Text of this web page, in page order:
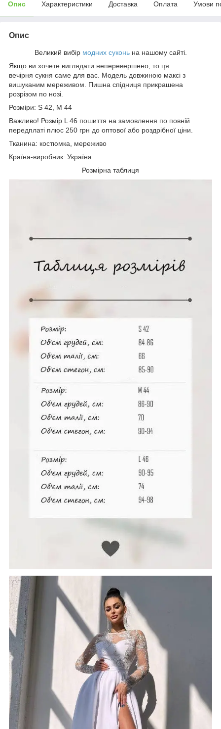
Опис Характеристики Доставка Оплата Умови
Опис
Великий вибір модних суконьна нашому сайті.
Якщо ви хочете виглядати неперевершено, то ця
вечірня сукня саме для вас. Модель довжиною максі з
вишуканим мереживом. Пишна спідниця прикрашена
розрізом по нозі.
Розміри: S 42, М 44
Важливо! Розмір L 46 пошиття на замовлення по повній
передплаті плюс 250 грн до оптової або роздрібної ціни.
Тканина: костюмка, мереживо
Країна-виробник: Україна
Розмірна таблиця